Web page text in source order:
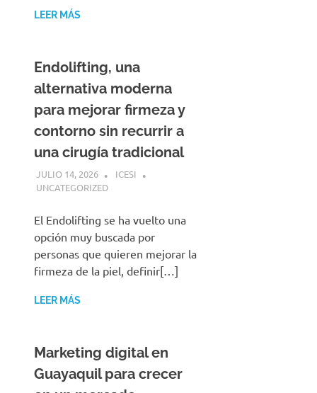
LEER MÁS
Endolifting, una
alternativa moderna
para mejorar firmeza y
contorno sin recurrir a
una cirugía tradicional
JULIO 14, 2026
ICESI
UNCATEGORIZED
El Endolifting se ha vuelto una
opción muy buscada por
personas que quieren mejorar la
firmeza de la piel, definir[…]
LEER MÁS
Marketing digital en
Guayaquil para crecer